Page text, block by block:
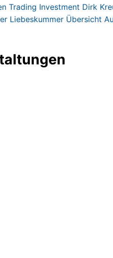
Trading Investment Dirk
Liebeskummer Übersicht